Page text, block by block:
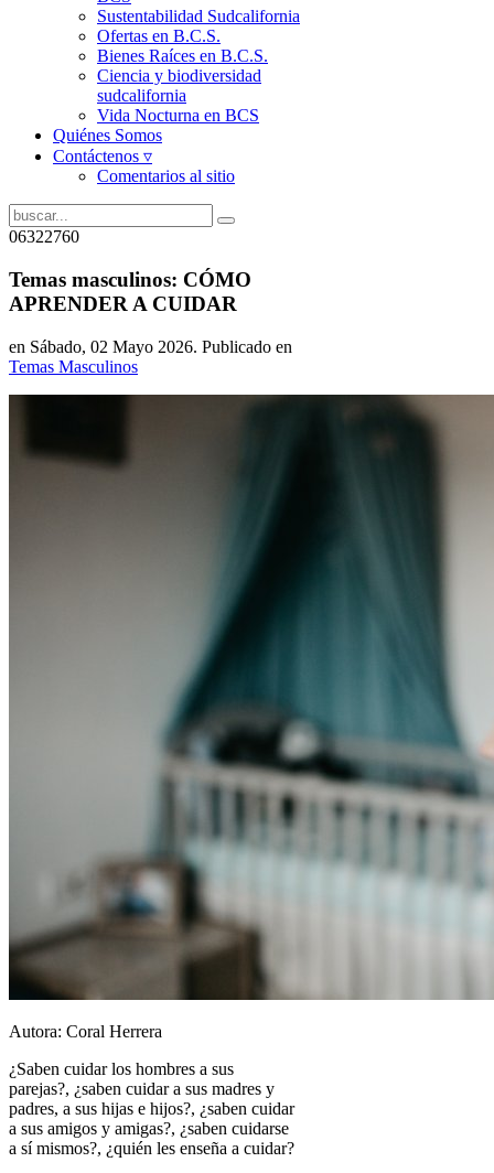
Sustentabilidad Sudcalifornia
Ofertas en B.C.S.
Bienes Raíces en B.C.S.
Ciencia y biodiversidad
sudcalifornia
Vida Nocturna en BCS
Quiénes Somos
Contáctenos ▿
Comentarios al sitio
06322760
Temas masculinos: CÓMO
APRENDER A CUIDAR
en Sábado, 02 Mayo 2026. Publicado en
Temas Masculinos
Autora: Coral Herrera
¿Saben cuidar los hombres a sus
parejas?, ¿saben cuidar a sus madres y
padres, a sus hijas e hijos?, ¿saben cuidar
a sus amigos y amigas?, ¿saben cuidarse
a sí mismos?, ¿quién les enseña a cuidar?